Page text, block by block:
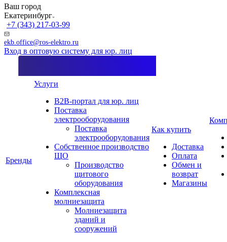
Ваш город
Екатеринбург
+7 (343) 217-03-99
ekb.office@ros-elektro.ru
Вход в оптовую систему для юр. лиц
Бренды
Услуги
B2B-портал для юр. лиц
Поставка
электрооборудования
Поставка
электрооборудования
Собственное производство
ЩО
Производство
щитового
оборудования
Комплексная
молниезащита
Молниезащита
зданий и
сооружений
Как купить
Доставка
Оплата
Обмен и
возврат
Магазины